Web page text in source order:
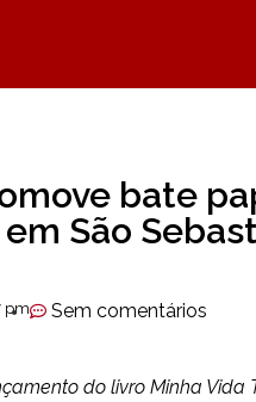
bate
São
pm Sem comentários
do livro Minha Vida